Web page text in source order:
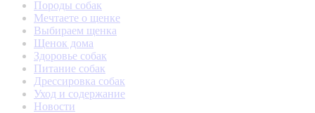
Породы собак
Мечтаете о щенке
Выбираем щенка
Щенок дома
Здоровье собак
Питание собак
Дрессировка собак
Уход и содержание
Новости